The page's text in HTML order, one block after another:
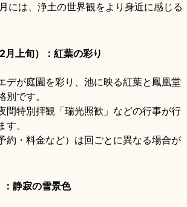
には、浄土の世界観をより身近に感じる
月上旬）：紅葉の彩り
デが庭園を彩り、池に映る紅葉と鳳凰堂
です。
間特別拝観「瑞光照歓」などの行事が行
。
約・料金など）は回ごとに異なる場合が
静寂の雪景色